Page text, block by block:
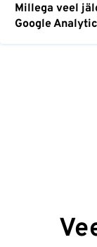
Millega veel
Google